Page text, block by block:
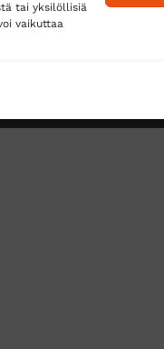
tai yksilöllisiä
vaikuttaa